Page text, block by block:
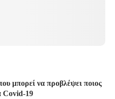
μπορεί να προβλέψει ποιος
Covid-19